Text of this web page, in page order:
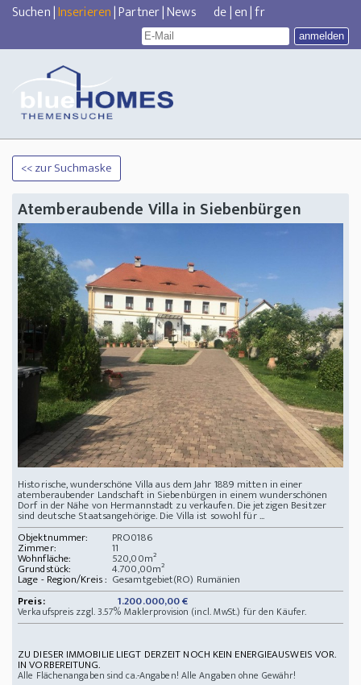
Suchen|Inserieren|Partner|News de|en|fr
<< zur Suchmaske
Atemberaubende Villa in Siebenbürgen
Historische, wunderschöne Villa aus dem Jahr 1889 mitten in einer
atemberaubender Landschaft in Siebenbürgen in einem wunderschönen
Dorf in der Nähe von Hermannstadt zu verkaufen. Die jetzigen Besitzer
sind deutsche Staatsangehörige. Die Villa ist sowohl für ...
Objektnummer:
PRO0186
Zimmer: 11
Wohnfläche: 520,00m²
Grundstück: 4.700,00m²
Lage - Region/Kreis : Gesamtgebiet(RO) Rumänien
Preis:
1.200.000,00 €
Verkaufspreis zzgl. 3.57% Maklerprovision (incl. MwSt.) für den Käufer.
ZU DIESER IMMOBILIE LIEGT DERZEIT NOCH KEIN ENERGIEAUSWEIS VOR.
IN VORBEREITUNG.
Alle Flächenangaben sind ca.-Angaben! Alle Angaben ohne Gewähr!